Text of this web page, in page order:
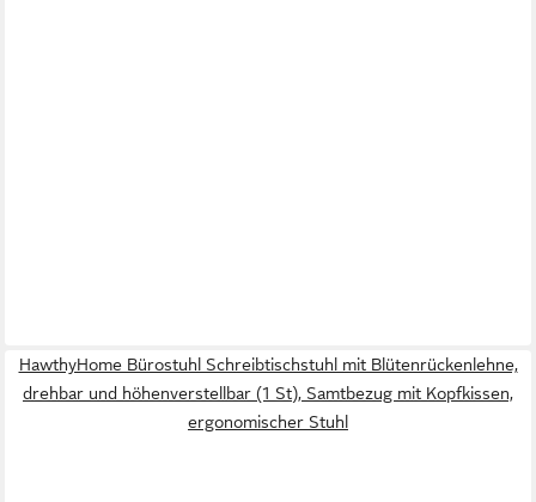
HawthyHome Bürostuhl Schreibtischstuhl mit Blütenrückenlehne,
drehbar und höhenverstellbar (1 St), Samtbezug mit Kopfkissen,
ergonomischer Stuhl